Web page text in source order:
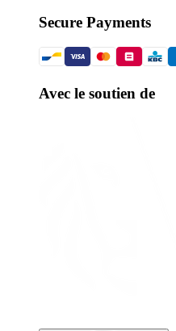
Secure Payments
Avec le soutien de